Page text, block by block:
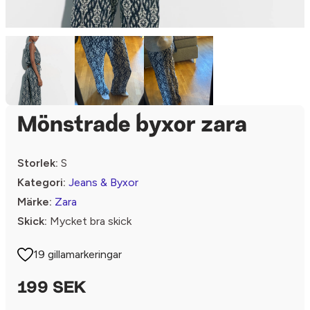
Mönstrade byxor zara
Storlek: S
Kategori: Jeans & Byxor
Märke: Zara
Skick: Mycket bra skick
19 gillamarkeringar
199 SEK